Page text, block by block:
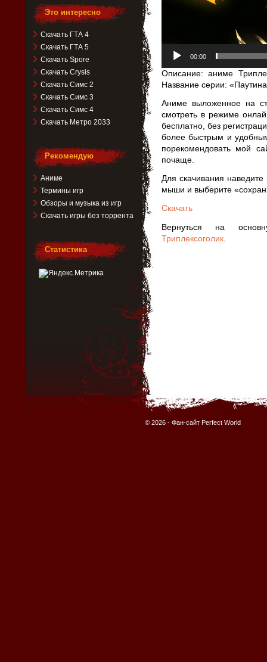
00:00
Описание: аниме
Название серии:
Аниме выложенное на
смотреть в режиме
бесплатно, без
более быстрым и
порекомендовать мой
почаще.
Для скачивания
мыши и выберите
Скачать
Вернуться на
Триплексоголик.
Это интересно
Скачать ГТА 4
Скачать ГТА 5
Скачать Spore
Скачать Crysis
Скачать Симс 2
Скачать Симс 3
Скачать Симс 4
Скачать Метро 2033
Рекомендую
Аниме
Термины игр
Обзоры и музыка из игр
Скачать игры без торрента
Статистика
© 2026 - Фан-сайт Perfect World